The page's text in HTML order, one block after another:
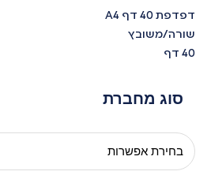
דפדפת 40 דף A4
שורה/משובץ
40 דף
סוג מחברת